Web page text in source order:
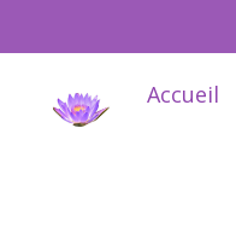
Accueil